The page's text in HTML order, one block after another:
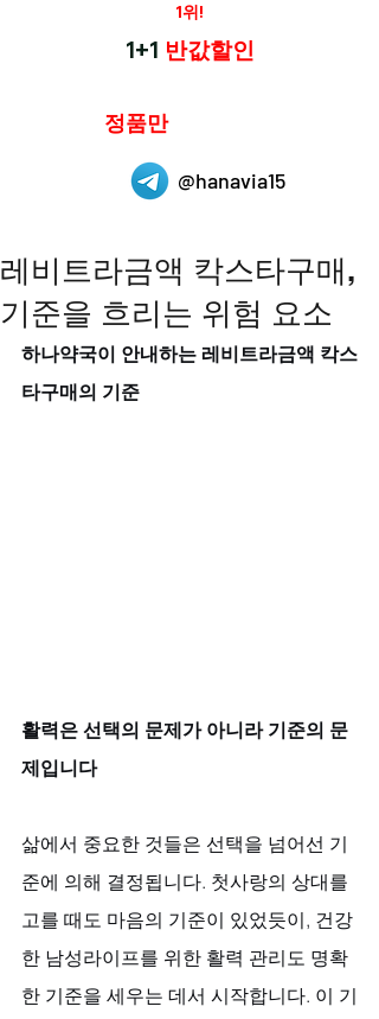
1위!
1+1 반값할인
정품만
@hanavia15
레비트라금액 칵스타구매,
기준을 흐리는 위험 요소
하나약국이 안내하는 레비트라금액 칵스
타구매의 기준
활력은 선택의 문제가 아니라 기준의 문
제입니다
삶에서 중요한 것들은 선택을 넘어선 기
준에 의해 결정됩니다. 첫사랑의 상대를
고를 때도 마음의 기준이 있었듯이, 건강
한 남성라이프를 위한 활력 관리도 명확
한 기준을 세우는 데서 시작합니다. 이 기